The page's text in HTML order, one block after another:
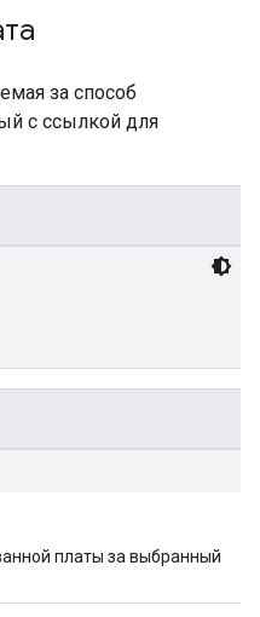
за способ
с ссылкой для
платы за выбранный